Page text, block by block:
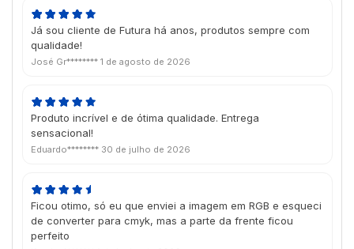
Já sou cliente de Futura há anos, produtos sempre com
qualidade!
José Gr******** 1 de agosto de 2026
Produto incrível e de ótima qualidade. Entrega
sensacional!
Eduardo******** 30 de julho de 2026
Ficou otimo, só eu que enviei a imagem em RGB e esqueci
de converter para cmyk, mas a parte da frente ficou
perfeito